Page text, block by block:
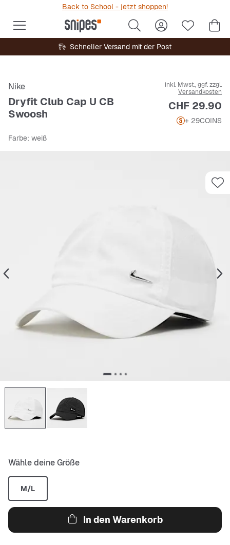
Back to School - jetzt shoppen!
Schneller Versand mit der Post
Nike
Dryfit Club Cap U CB
Swoosh
inkl. Mwst., ggf. zzgl.
Versandkosten
Preis
CHF 29.90
+ 29COINS
Farbe: weiß
Wähle deine Größe
M/L
In den Warenkorb